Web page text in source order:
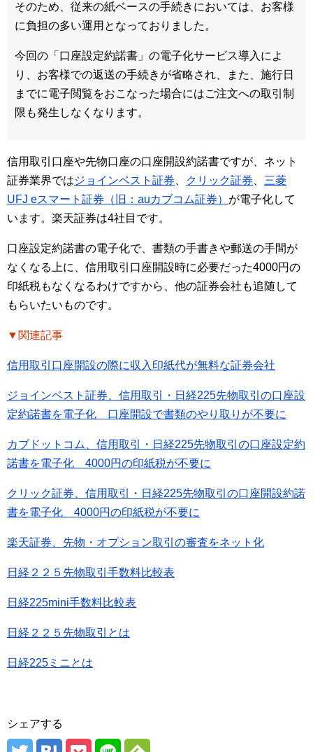
そのため、従来の紙ベースの手続きにおいては、お客様
に負担の多い運用となっておりました。
今回の「口座設定約諾書」の電子化サービス導入によ
り、お客様での返送の手続きが省略され、また、施行日
までに電子閲覧をおこなった場合にはご注文への取引制
限も発生しなくなります。
信用取引口座や先物口座の口座開設約諾書ですが、ネット
証券業界ではジョインベスト証券、 クリック証券、 三菱
UFJ eスマート証券（旧：auカブコム証券） が電子化して
います。楽天証券は4社目です。
口座設定約諾書の電子化で、書類の手書きや郵送の手間が
なくなる上に、信用取引口座開設時に必要だった4000円の
印紙税もなくなるわけですから、他の証券会社も追随して
もらいたいものです。
▼関連記事
信用取引口座開設の際に収入印紙代が無料な証券会社
ジョインベスト証券、信用取引・日経225先物取引の口座設
定約諾書を電子化 口座開設で書類のやり取りが不要に
カブドットコム、信用取引・日経225先物取引の口座設定約
諾書を電子化 4000円の印紙税が不要に
クリック証券、信用取引・日経225先物取引の口座開設約諾
書を電子化 4000円の印紙税が不要に
楽天証券、先物・オプション取引の審査をネット化
日経２２５先物取引手数料比較表
日経225mini手数料比較表
日経２２５先物取引とは
日経225ミニとは
シェアする